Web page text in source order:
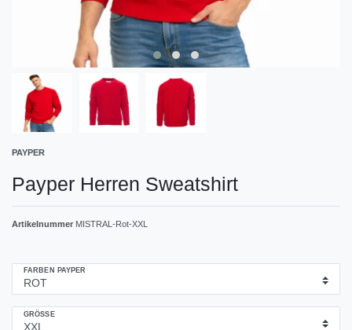
PAYPER
Payper Herren Sweatshirt
Artikelnummer MISTRAL-Rot-XXL
FARBEN PAYPER
GRÖSSE